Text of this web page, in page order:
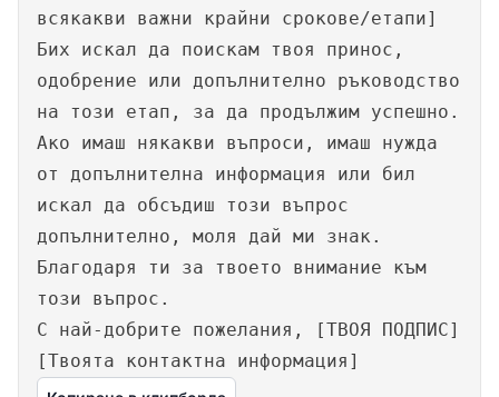
всякакви важни крайни срокове/етапи]
Бих искал да поискам твоя принос,
одобрение или допълнително ръководство
на този етап, за да продължим успешно.
Ако имаш някакви въпроси, имаш нужда
от допълнителна информация или бил
искал да обсъдиш този въпрос
допълнително, моля дай ми знак.
Благодаря ти за твоето внимание към
този въпрос.
С най-добрите пожелания, [ТВОЯ ПОДПИС]
[Твоята контактна информация]